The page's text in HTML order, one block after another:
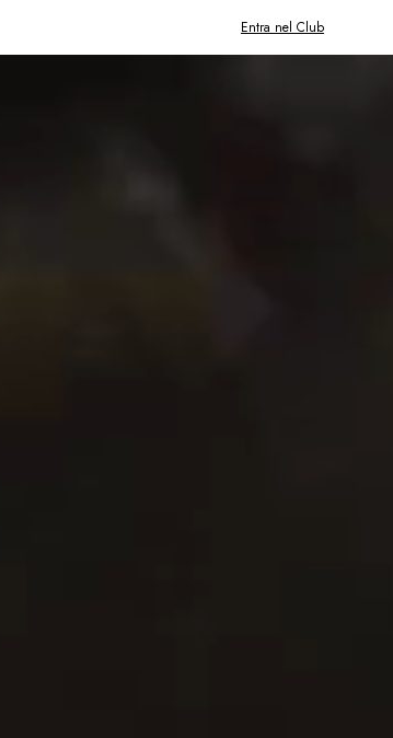
Entra nel Club
Spedizioni gratuite in Italia